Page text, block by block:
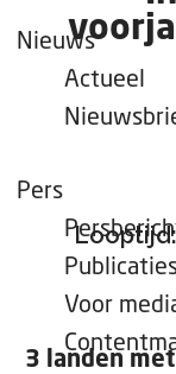
Nieuws
Actueel
Pers
Voor
Looptijd:
3 landen